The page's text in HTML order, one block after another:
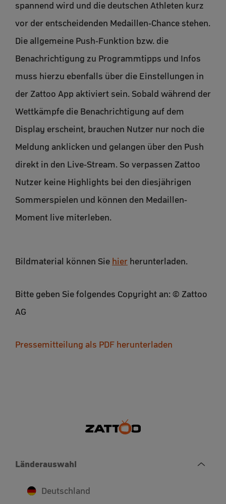
spannend wird und die deutschen Athleten kurz
vor der entscheidenden Medaillen-Chance stehen.
Die allgemeine Push-Funktion bzw. die
Benachrichtigung zu Programmtipps und Infos
muss hierzu ebenfalls über die Einstellungen in
der Zattoo App aktiviert sein. Sobald während der
Wettkämpfe die Benachrichtigung auf dem
Display erscheint, brauchen Nutzer nur noch die
Meldung anklicken und gelangen über den Push
direkt in den Live-Stream. So verpassen Zattoo
Nutzer keine Highlights bei den diesjährigen
Sommerspielen und können den Medaillen-
Moment live miterleben.
Bildmaterial können Sie hier herunterladen.
Bitte geben Sie folgendes Copyright an: © Zattoo
AG
Pressemitteilung als PDF herunterladen
Länderauswahl
Deutschland